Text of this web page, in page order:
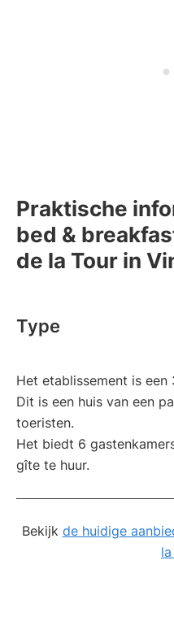
Praktische
bed &
de la Tour in
Type
Het etablissement is
Dit is een huis van een
toeristen.
Het biedt 6
gîte te huur.
Bekijk de huidige